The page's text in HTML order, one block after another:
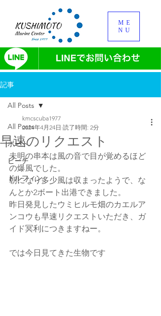
ME
NU
記事
All Posts
ボート
ビーチ
ドルフィン
All Posts
早速のリクエスト
kmcscuba1977
2024年4月24日 読了時間: 2分
未明の串本は風の音で目が覚めるほど
の爆風でした。
朝になり多少風は収まったようで、な
んとか2ボート出港できました。
昨日発見したウミヒルモ畑のカエルア
ンコウも早速リクエストいただき、ガ
イド冥利につきますねー。
では今日見てきた生物です